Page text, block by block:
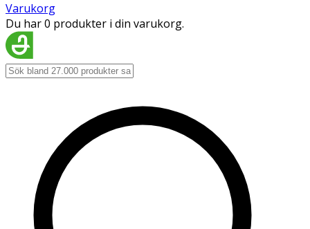
Varukorg
Du har 0 produkter i din varukorg.